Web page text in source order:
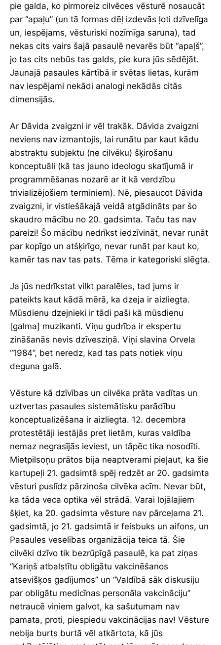
pie galda, ko pirmoreiz cilvēces vēsturē nosaucāt
par “apaļu” (un tā formas dēļ izdevās ļoti dzīvelīga
un, iespējams, vēsturiski nozīmīga saruna), tad
nekas cits vairs šajā pasaulē nevarēs būt “apaļš”,
jo tas cits nebūs tas galds, pie kura jūs sēdējāt.
Jaunajā pasaules kārtībā ir svētas lietas, kurām
nav iespējami nekādi analogi nekādās citās
dimensijās.
Ar Dāvida zvaigzni ir vēl trakāk. Dāvida zvaigzni
neviens nav izmantojis, lai runātu par kaut kādu
abstraktu subjektu (ne cilvēku) šķirošanu
konceptuāli (kā tas jauno ideologu skatījumā ir
programmēšanas nozarē ar it kā verdzību
trivializējošiem terminiem). Nē, piesaucot Dāvida
zvaigzni, ir vistiešākajā veidā atgādināts par šo
skaudro mācību no 20. gadsimta. Taču tas nav
pareizi! Šo mācību nedrīkst iedzīvināt, nevar runāt
par kopīgo un atšķirīgo, nevar runāt par kaut ko,
kamēr tas nav tas pats. Tēma ir kategoriski slēgta.
Ja jūs nedrīkstat vilkt paralēles, tad jums ir
pateikts kaut kādā mērā, ka dzeja ir aizliegta.
Mūsdienu dzejnieki ir tādi paši kā mūsdienu
[galma] muzikanti. Viņu gudrība ir ekspertu
zināšanās nevis dzīvesziņā. Viņi slavina Orvela
“1984”, bet neredz, kad tas pats notiek viņu
deguna galā.
Vēsture kā dzīvības un cilvēka prāta vadītas un
uztvertas pasaules sistemātisku parādību
konceptualizēšana ir aizliegta. 12. decembra
protestētāji iestājās pret lietām, kuras valdība
nemaz negrasījās ieviest, un tāpēc tika nosodīti.
Mietpilsoņu prātos bija neaptverami pieļaut, ka šie
kartupeļi 21. gadsimtā spēj redzēt ar 20. gadsimta
vēsturi puslīdz pārzinoša cilvēka acīm. Nevar būt,
ka tāda veca optika vēl strādā. Varai lojālajiem
šķiet, ka 20. gadsimta vēsture nav pārceļama 21.
gadsimtā, jo 21. gadsimtā ir feisbuks un aifons, un
Pasaules veselības organizācija teica tā. Šie
cilvēki dzīvo tik bezrūpīgā pasaulē, ka pat ziņas
“Kariņš atbalstītu obligātu vakcinēšanos
atsevišķos gadījumos” un “Valdībā sāk diskusiju
par obligātu medicīnas personāla vakcināciju”
netraucē viņiem galvot, ka sašutumam nav
pamata, proti, piespiedu vakcinācijas nav! Vēsture
nebija burts burtā vēl atkārtota, kā jūs